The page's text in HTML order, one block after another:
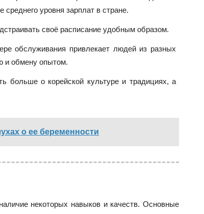
уровня зарплат в стране.
своё расписание удобным образом.
обслуживания привлекает людей из разных
и обмену опытом.
больше о корейской культуре и традициях, а
о ее беременности
некоторых навыков и качеств. Основные